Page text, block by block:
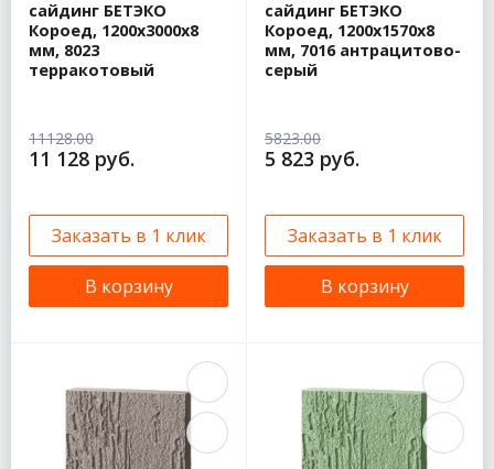
сайдинг БЕТЭКО
Короед, 1200х3000х8
мм, 8023
терракотовый
11128.00
11 128 руб.
Заказать в 1 клик
В корзину
сайдинг БЕТЭКО
Короед, 1200х1570х8
мм, 7016 антрацитово-
серый
5823.00
5 823 руб.
Заказать в 1 клик
В корзину